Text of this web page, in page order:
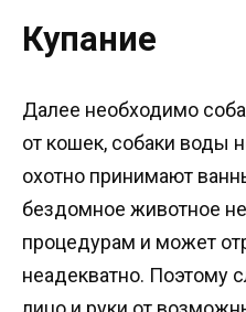
Купание
Далее необходимо
от кошек, собаки воды
охотно принимают
бездомное животное
процедурам и может
неадекватно. Поэтому